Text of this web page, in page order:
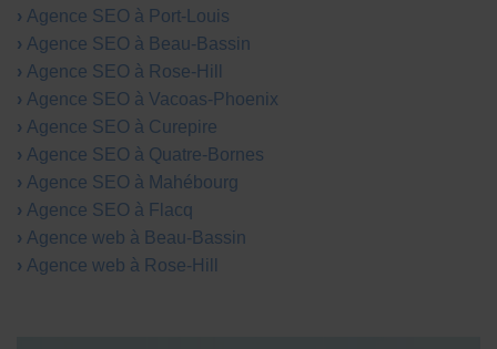
Agence SEO à Port-Louis
Agence SEO à Beau-Bassin
Agence SEO à Rose-Hill
Agence SEO à Vacoas-Phoenix
Agence SEO à Curepire
Agence SEO à Quatre-Bornes
Agence SEO à Mahébourg
Agence SEO à Flacq
Agence web à Beau-Bassin
Agence web à Rose-Hill